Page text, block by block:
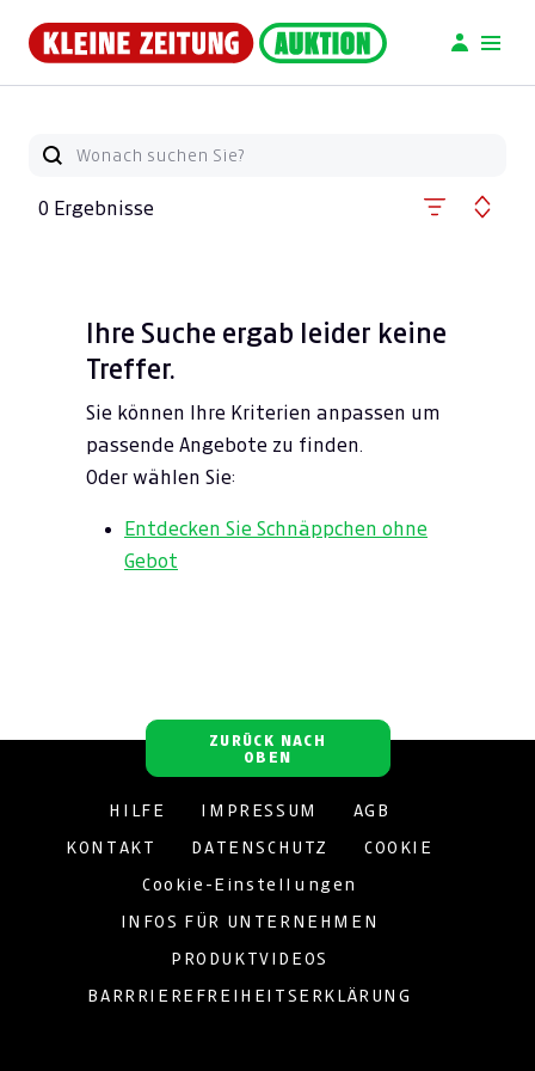
0 Ergebnisse
Ihre Suche ergab leider keine
Treffer.
Sie können Ihre Kriterien anpassen um
passende Angebote zu finden.
Oder wählen Sie:
Entdecken Sie Schnäppchen ohne
Gebot
ZURÜCK NACH
OBEN
HILFE IMPRESSUM AGB
KONTAKT DATENSCHUTZ COOKIE
Cookie-Einstellungen
INFOS FÜR UNTERNEHMEN
PRODUKTVIDEOS
BARRRIEREFREIHEITSERKLÄRUNG